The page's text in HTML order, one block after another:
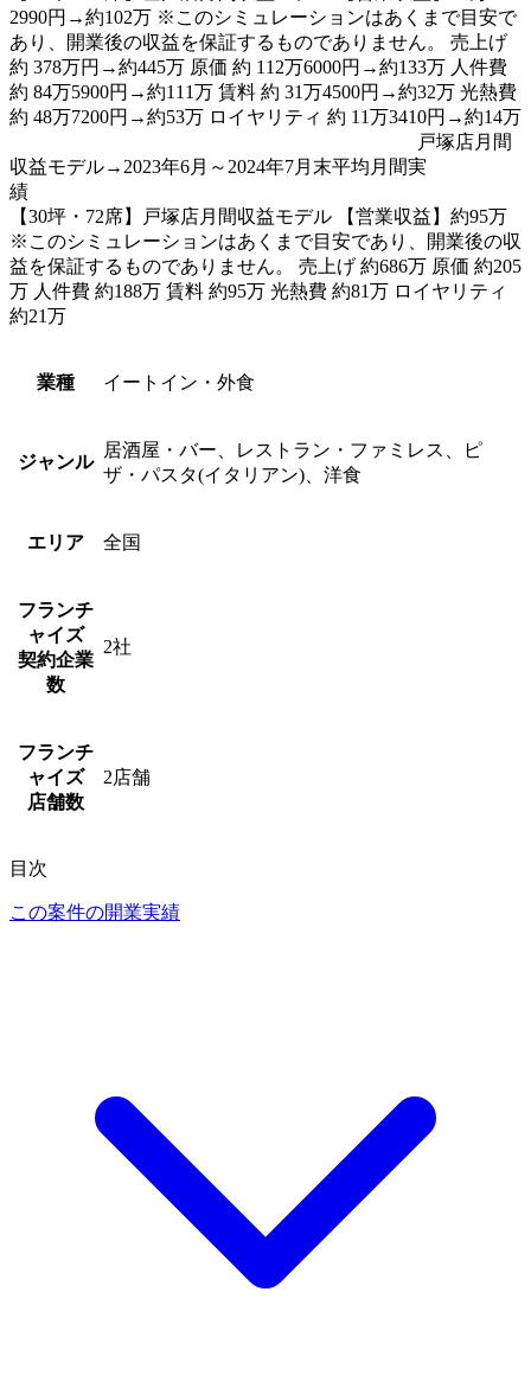
2990円→約102万 ※このシミュレーションはあくまで目安で
あり、開業後の収益を保証するものでありません。 売上げ
約 378万円→約445万 原価 約 112万6000円→約133万 人件費
約 84万5900円→約111万 賃料 約 31万4500円→約32万 光熱費
約 48万7200円→約53万 ロイヤリティ 約 11万3410円→約14万
戸塚店月間
収益モデル→2023年6月～2024年7月末平均月間実
【30坪・72席】戸塚店月間収益モデル 【営業収益】約95万
※このシミュレーションはあくまで目安であり、開業後の収
益を保証するものでありません。 売上げ 約686万 原価 約205
万 人件費 約188万 賃料 約95万 光熱費 約81万 ロイヤリティ
約21万
業種 イートイン・外食
ジャンル
居酒屋・バー、レストラン・ファミレス、ピ
ザ・パスタ(イタリアン)、洋食
エリア 全国
フランチ
ャイズ
契約企業
数
2社
フランチ
ャイズ
店舗数
2店舗
目次
この案件の開業実績